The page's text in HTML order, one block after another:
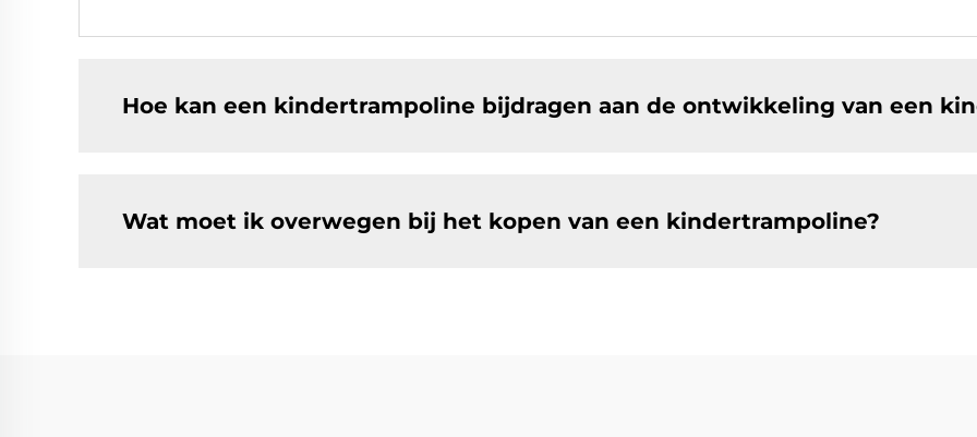
Hoe kan een kindertrampoline bijdragen aan de ontwikkeling van een
Wat moet ik overwegen bij het kopen van een kindertrampoline?